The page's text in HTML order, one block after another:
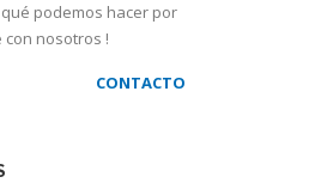
podemos hacer por
con nosotros !
CONTACTO